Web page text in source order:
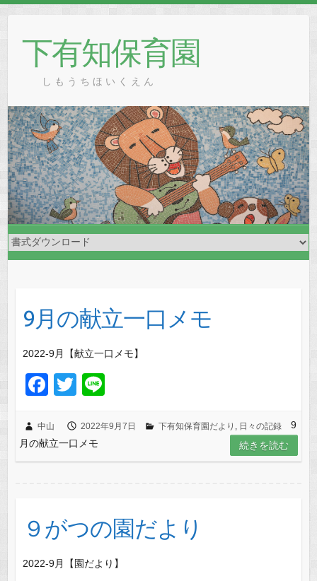
content下有知保育園
し も う ち ほ い く え ん
9月の献立一口メモ
2022-9月【献立一口メモ】
F
c
e
o
k
T
tt
er
e
中山 2022年9月7日 下有知保育園だより , 日々の記録
9
月の献立一口メモ
続きを読む
９がつの園だより
2022-9月【園だより】